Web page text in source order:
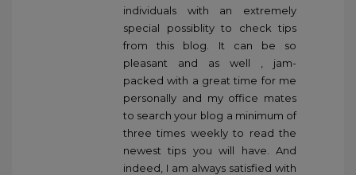
individuals with an extremely
special possiblity to check tips
from this blog. It can be so
pleasant and as well , jam-
packed with a great time for me
personally and my office mates
to search your blog a minimum of
three times weekly to read the
newest tips you will have. And
indeed, I am always satisfied with